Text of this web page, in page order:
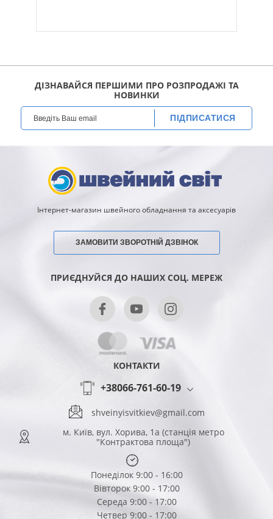
ДІЗНАВАЙСЯ ПЕРШИМИ ПРО РОЗПРОДАЖІ ТА
НОВИНКИ
ПІДПИСАТИСЯ
Інтернет-магазин швейного обладнання та аксесуарів
ЗАМОВИТИ ЗВОРОТНІЙ ДЗВІНОК
ПРИЄДНУЙСЯ ДО НАШИХ СОЦ. МЕРЕЖ
КОНТАКТИ
+38066-761-60-19
shveinyisvitkiev@gmail.com
м. Київ, вул. Хорива, 1а (станція метро
"Контрактова площа")
Понеділок 9:00 - 16:00
Вівторок 9:00 - 17:00
Середа 9:00 - 17:00
Четвер 9:00 - 17:00